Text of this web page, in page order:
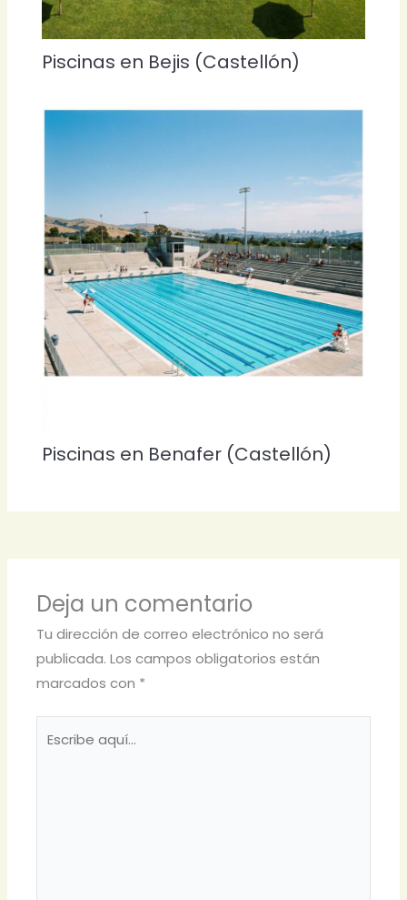
Piscinas en Bejis (Castellón)
Piscinas en Benafer (Castellón)
Deja un comentario
Tu dirección de correo electrónico no será
publicada. Los campos obligatorios están
marcados con *